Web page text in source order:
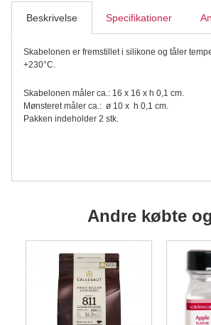
Beskrivelse Specifikationer
Skabelonen er fremstillet i silikone og tåler
+230°C.
Skabelonen måler ca.: 16 x 16 x h 0,1 cm.
Mønsteret måler ca.: ø 10 x h 0,1 cm.
Pakken indeholder 2 stk.
Andre købte